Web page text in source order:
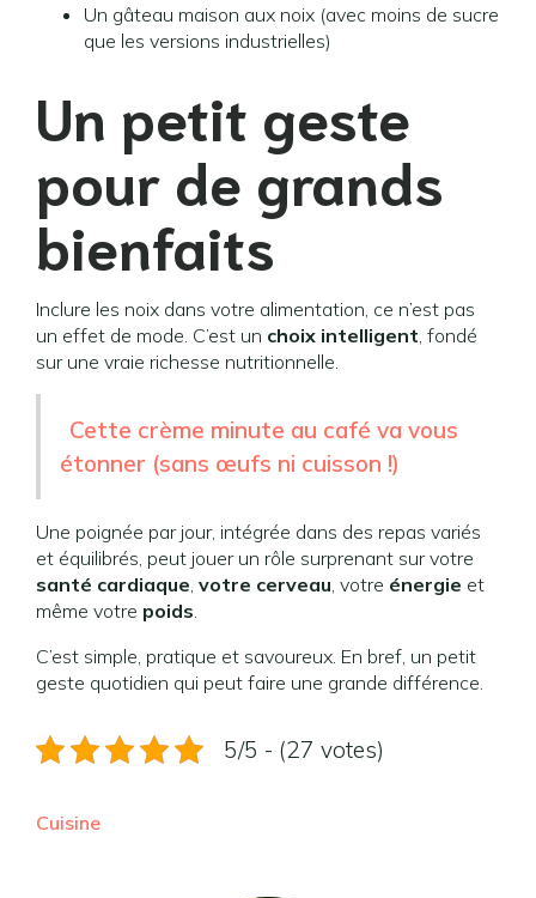
Un gâteau maison aux noix (avec moins de sucre
que les versions industrielles)
Un petit geste
pour de grands
bienfaits
Inclure les noix dans votre alimentation, ce n’est pas
un effet de mode. C’est un choix intelligent, fondé
sur une vraie richesse nutritionnelle.
Cette crème minute au café va vous
étonner (sans œufs ni cuisson !)
Une poignée par jour, intégrée dans des repas variés
et équilibrés, peut jouer un rôle surprenant sur votre
santé cardiaque, votre cerveau, votre énergie et
même votre poids.
C’est simple, pratique et savoureux. En bref, un petit
geste quotidien qui peut faire une grande différence.
5/5 - (27 votes)
Cuisine